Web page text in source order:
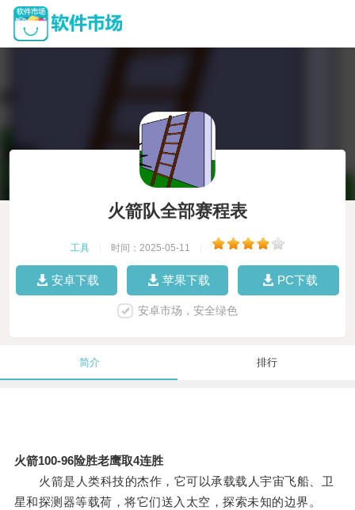
火箭队全部赛程表
工具 时间：2025-05-11
安卓下载 苹果下载 PC下载
安卓市场，安全绿色
简介 排行
火箭100-96险胜老鹰取4连胜
火箭是人类科技的杰作，它可以承载载人宇宙飞船、卫
星和探测器等载荷，将它们送入太空，探索未知的边界。